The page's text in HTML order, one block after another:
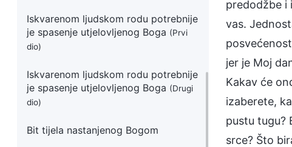
Iskvarenom ljudskom rodu potrebnije
je spasenje utjelovljenog Boga (Prvi
dio)
Iskvarenom ljudskom rodu potrebnije
je spasenje utjelovljenog Boga (Drugi
dio)
Bit tijela nastanjenog Bogom
predodžbe i
vas.
jer je Moj
Kakav će
izaberete,
pustu tugu?
srce? Što